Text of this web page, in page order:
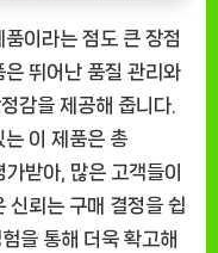
이라는 점도 큰 장점
뛰어난 품질 관리와
감을 제공해 줍니다.
는 이 제품은 총
받아, 많은 고객들이
신뢰는 구매 결정을 쉽
을 통해 더욱 확고해